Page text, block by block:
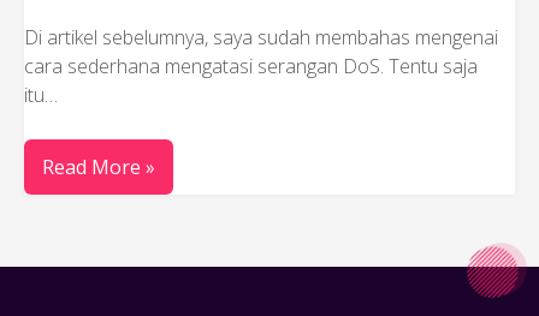
Di artikel sebelumnya, saya sudah membahas mengenai
cara sederhana mengatasi serangan DoS. Tentu saja
itu…
Read More »